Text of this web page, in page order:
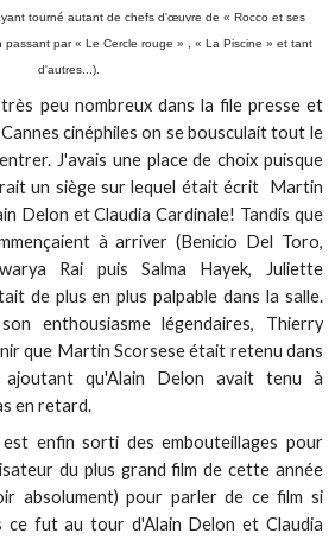
tourné autant de chefs d'œuvre de « Rocco et ses
passant par « Le Cercle rouge » , « La Piscine » et tant
d'autres...).
peu nombreux dans la file presse et
cinéphiles on se bousculait tout le
J'avais une place de choix puisque
un siège sur lequel était écrit Martin
Delon et Claudia Cardinale! Tandis que
à arriver (Benicio Del Toro,
Rai puis Salma Hayek, Juliette
de plus en plus palpable dans la salle.
enthousiasme légendaires, Thierry
que Martin Scorsese était retenu dans
ajoutant qu'Alain Delon avait tenu à
en retard.
enfin sorti des embouteillages pour
du plus grand film de cette année
absolument) pour parler de ce film si
ce fut au tour d'Alain Delon et Claudia